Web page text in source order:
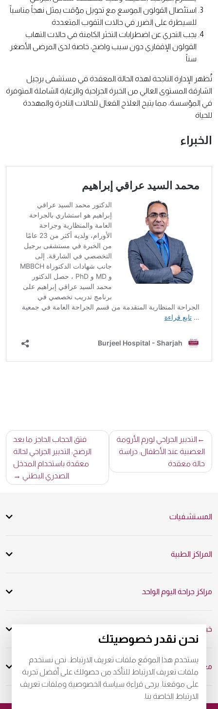
استئصال القولون الموسع مع تحويل مؤقت يمثل نهجاً مناسباً
للسيطرة على الضرر في حالات الثقوب المتعددة
يجب التحري عن اضطرابات التخثر الكامنة في حالات التهاب
القولون الإقفاري دون سبب واضح، خاصة لدى المرضى الأصغر
سناً
تُظهر الإدارة الناجحة لهذه الحالة المعقدة في مستشفى برجيل
الشارقة المستوى العالي من الخبرة الجراحية والرعاية الشاملة المتوفرة
في المؤسسة، مما يتيح العلاج الفعال للحالات النادرة والمهددة
للحياة
الخبراء
تصفّح
المقالات
التدبير الجراحي لورم الأرومة
العصبية عند الأطفال: دراسة
حالة معقدة
فتق الحجاب الحاجز ما بعد
الرضح: التدبير الجراحي لحالة
معقدة باستخدام المدخل
الصدري البطني
المستشفيات
المراكز الطبية
مراكز جراحة اليوم الواحد
خبرة عالمية، رعاية شخصية
معلومات المرضى
نحن نقدر خصوصيتك
يستخدم هذا الموقع ملفات تعريف الارتباط. نحن نستخدم
ملفات تعريف الارتباط للتأكد من حصولك على أفضل تجربة
على موقعنا. يرجى قراءة سياسة الخصوصية وملفات تعريف
الارتباط الخاصة بنا.